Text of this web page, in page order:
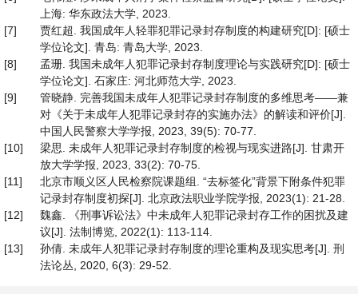
上海: 华东政法大学, 2023.
[7]
贾红超. 我国成年人轻罪犯罪记录封存制度的构建研究[D]: [硕士
学位论文]. 青岛: 青岛大学, 2023.
[8]
孟珊. 我国未成年人犯罪记录封存制度理论与实践研究[D]: [硕士
学位论文]. 石家庄: 河北师范大学, 2023.
[9]
管晓静. 完善我国未成年人犯罪记录封存制度的多维思考——兼
对《关于未成年人犯罪记录封存的实施办法》的解读和评价[J].
中国人民警察大学学报, 2023, 39(5): 70-77.
[10]
梁思. 未成年人犯罪记录封存制度的检视与现实进路[J]. 甘肃开
放大学学报, 2023, 33(2): 70-75.
[11]
北京市顺义区人民检察院课题组. “去标签化”背景下附条件犯罪
记录封存制度初探[J]. 北京政法职业学院学报, 2023(1): 21-28.
[12]
魏鑫. 《刑事诉讼法》中未成年人犯罪记录封存工作的困扰及建
议[J]. 法制博览, 2022(1): 113-114.
[13]
孙倩. 未成年人犯罪记录封存制度的理论重构及现实思考[J]. 刑
法论丛, 2020, 6(3): 29-52.